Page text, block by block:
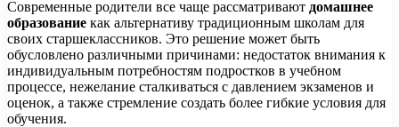
Современные родители все чаще рассматривают домашнее
образование как альтернативу традиционным школам для
своих старшеклассников. Это решение может быть
обусловлено различными причинами: недостаток внимания к
индивидуальным потребностям подростков в учебном
процессе, нежелание сталкиваться с давлением экзаменов и
оценок, а также стремление создать более гибкие условия для
обучения.